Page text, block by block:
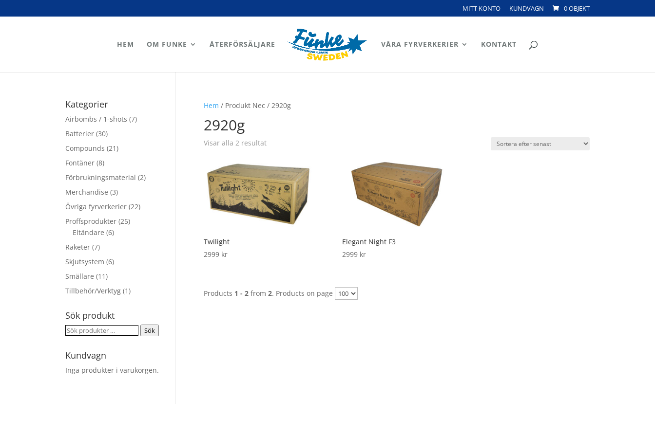
MITT KONTO KUNDVAGN 0 OBJEKT
HEM OM FUNKE ÅTERFÖRSÄLJARE VÅRA FYRVERKERIER KONTAKT
Hem / Produkt Nec / 2920g
2920g
Visar alla 2 resultatSortera
senaste
Twilight
2999 kr
Elegant Night F3
2999 kr
Products 1 - 2from 2. Products on page
Kategorier
Airbombs / 1-shots (7)
Batterier (30)
Compounds (21)
Fontäner (8)
Förbrukningsmaterial (2)
Merchandise (3)
Övriga fyrverkerier (22)
Proffsprodukter (25)
Eltändare (6)
Raketer (7)
Skjutsystem (6)
Smällare (11)
Tillbehör/Verktyg (1)
Sök produkt
Sök
Sök
Kundvagn
Inga produkter i varukorgen.